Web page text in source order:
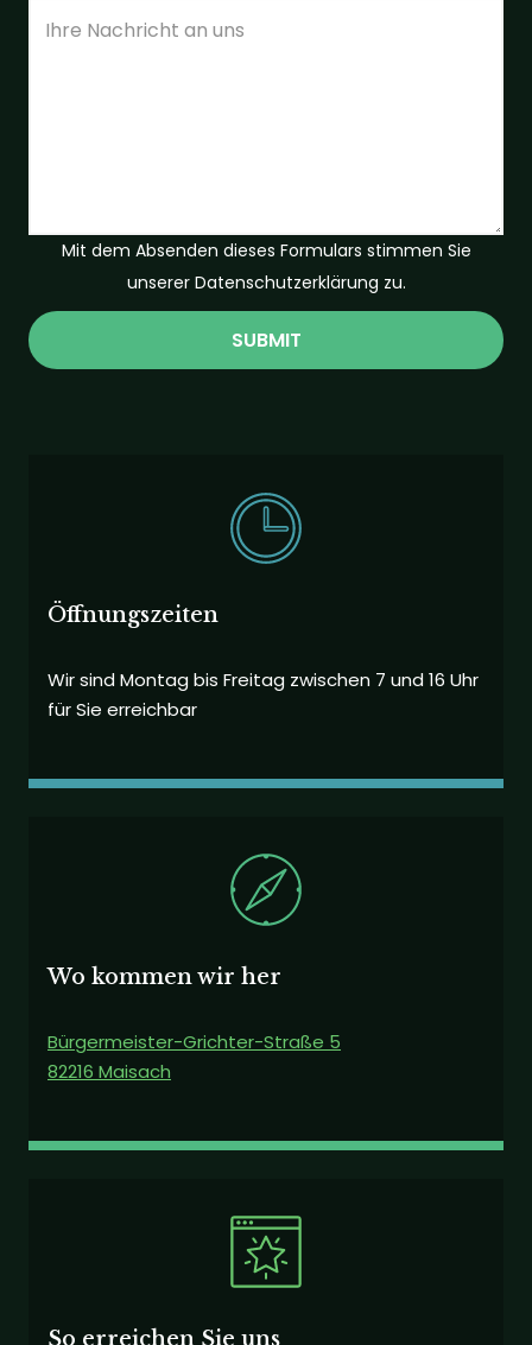
Mit dem Absenden dieses Formulars stimmen Sie
unserer Datenschutzerklärung zu.
SUBMIT
Öffnungszeiten
Wir sind Montag bis Freitag zwischen 7 und 16 Uhr
für Sie erreichbar
Wo kommen wir her
Bürgermeister-Grichter-Straße 5
82216 Maisach
So erreichen Sie uns